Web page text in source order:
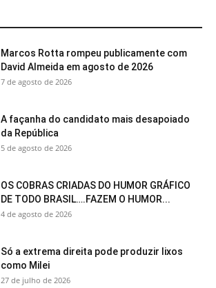
Marcos Rotta rompeu publicamente com
David Almeida em agosto de 2026
7 de agosto de 2026
A façanha do candidato mais desapoiado
da República
5 de agosto de 2026
OS COBRAS CRIADAS DO HUMOR GRÁFICO
DE TODO BRASIL….FAZEM O HUMOR...
4 de agosto de 2026
Só a extrema direita pode produzir lixos
como Milei
27 de julho de 2026